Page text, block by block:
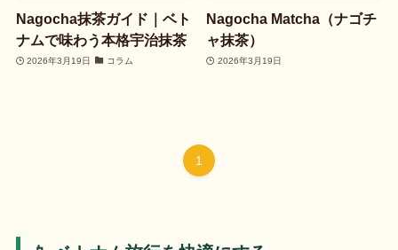
Nagocha抹茶ガイド｜ベト
ナムで味わう本格宇治抹茶
2026年3月19日 コラム
Nagocha Matcha（ナゴチ
ャ抹茶）
2026年3月19日
1